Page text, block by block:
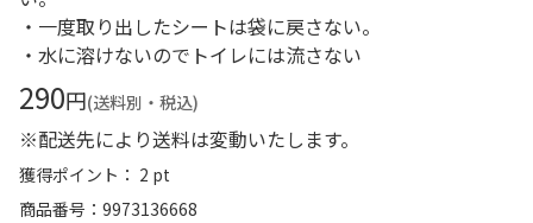
・一度取り出したシートは袋に戻さない。
・水に溶けないのでトイレには流さない
290円(送料別・税込)
※配送先により送料は変動いたします。
獲得ポイント： 2 pt
商品番号
9973136668